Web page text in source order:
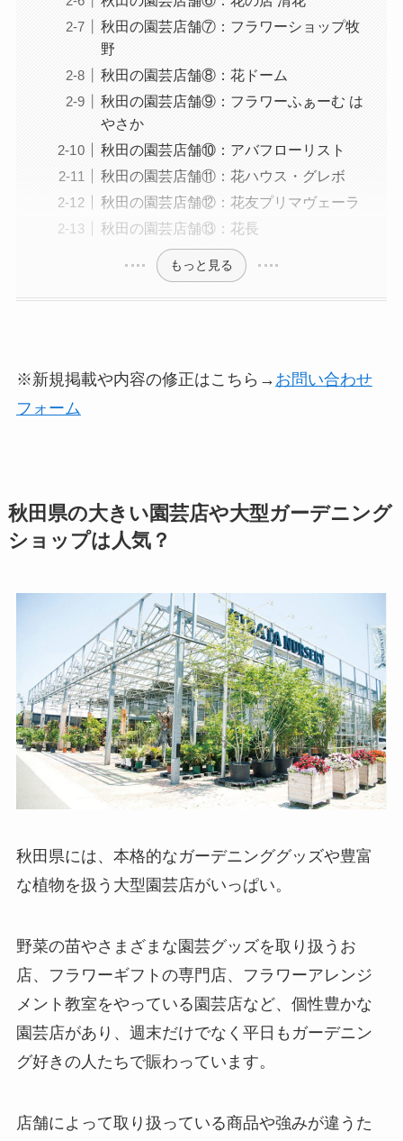
秋田の園芸店舗⑦：フラワーショップ牧
野
秋田の園芸店舗⑧：花ドーム
秋田の園芸店舗⑨：フラワーふぁーむ は
やさか
秋田の園芸店舗⑩：アバフローリスト
秋田の園芸店舗⑪：花ハウス・グレボ
秋田の園芸店舗⑫：花友プリマヴェーラ
秋田の園芸店舗⑬：花長
もっと見る
※新規掲載や内容の修正はこちら→ お問い合わせ
フォーム
秋田県の大きい園芸店や大型ガーデニング
ショップは人気？
秋田県には、本格的なガーデニンググッズや豊富
な植物を扱う大型園芸店がいっぱい。
野菜の苗やさまざまな園芸グッズを取り扱うお
店、フラワーギフトの専門店、フラワーアレンジ
メント教室をやっている園芸店など、個性豊かな
園芸店があり、週末だけでなく平日もガーデニン
グ好きの人たちで賑わっています。
店舗によって取り扱っている商品や強みが違うた